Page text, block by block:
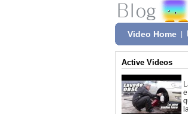
Video Home
Active Videos